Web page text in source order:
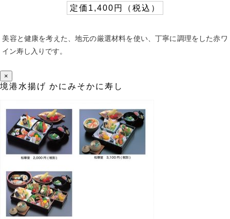
定価1,400円（税込）
美容と健康を考えた、地元の厳選材料を使い、丁寧に調理をした赤ワ
イン寿し入りです。
×
境港水揚げ かにみそかに寿し